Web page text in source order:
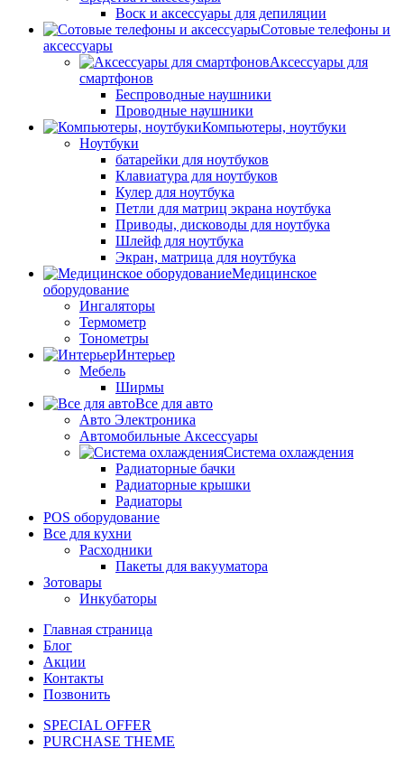
Воск и аксессуары для депиляции
Сотовые телефоны и
аксессуары
Аксессуары для
смартфонов
Беспроводные наушники
Проводные наушники
Компьютеры, ноутбуки
Ноутбуки
батарейки для ноутбуков
Клавиатура для ноутбуков
Кулер для ноутбука
Петли для матриц экрана ноутбука
Приводы, дисководы для ноутбука
Шлейф для ноутбука
Экран, матрица для ноутбука
Медицинское
оборудование
Ингаляторы
Термометр
Тонометры
Интерьер
Мебель
Ширмы
Все для авто
Авто Электроника
Автомобильные Аксессуары
Система охлаждения
Радиаторные бачки
Радиаторные крышки
Радиаторы
POS оборудование
Все для кухни
Расходники
Пакеты для вакууматора
Зотовары
Инкубаторы
Главная страница
Блог
Акции
Контакты
Позвонить
SPECIAL OFFER
PURCHASE THEME